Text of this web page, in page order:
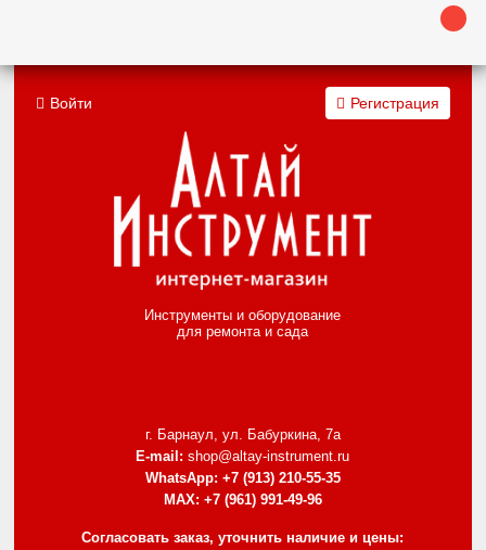
Инструменты и оборудование
для ремонта и сада
г. Барнаул, ул. Бабуркина, 7а
E-mail: shop@altay-instrument.ru
WhatsApp: +7 (913) 210-55-35
MAX: +7 (961) 991-49-96
Согласовать заказ, уточнить наличие и цены:
Войти Регистрация